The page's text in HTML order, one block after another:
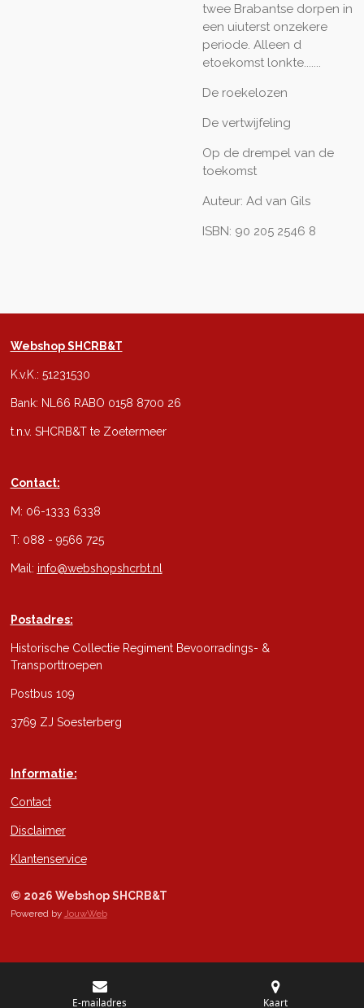
twee Brabantse dorpen in
een uiuterst onzekere
periode. Alleen d
etoekomst lonkte.......
De roekelozen
De vertwijfeling
Op de drempel van de
toekomst
Auteur: Ad van Gils
ISBN: 90 205 2546 8
Webshop SHCRB&T
K.v.K.: 51231530
Bank: NL66 RABO 0158 8700 26
t.n.v. SHCRB&T te Zoetermeer
Contact:
M: 06-1333 6338
T: 088 - 9566 725
Mail: info@webshopshcrbt.nl
Postadres:
Historische Collectie Regiment Bevoorradings- &
Transporttroepen
Postbus 109
3769 ZJ Soesterberg
Informatie:
Contact
Disclaimer
Klantenservice
© 2026 Webshop SHCRB&T
Powered by JouwWeb
E-mailadres Kaart